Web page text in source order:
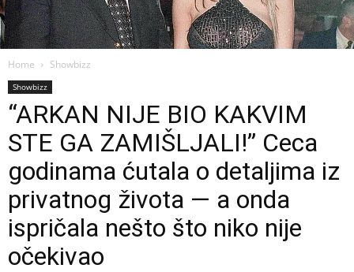
Home Showbizz
Showbizz
“ARKAN NIJE BIO KAKVIM
STE GA ZAMIŠLJALI!” Ceca
godinama ćutala o detaljima iz
privatnog života — a onda
ispričala nešto što niko nije
očekivao